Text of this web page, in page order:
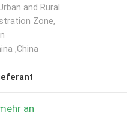
and Rural
Zone,
,China
an